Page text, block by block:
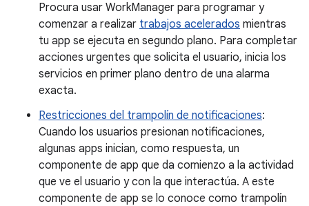
Procura usar WorkManager para programar y
comenzar a realizar trabajos acelerados mientras
tu app se ejecuta en segundo plano. Para completar
acciones urgentes que solicita el usuario, inicia los
servicios en primer plano dentro de una alarma
exacta.
Restricciones del trampolín de notificaciones:
Cuando los usuarios presionan notificaciones,
algunas apps inician, como respuesta, un
componente de app que da comienzo a la actividad
que ve el usuario y con la que interactúa. A este
componente de app se lo conoce como trampolín